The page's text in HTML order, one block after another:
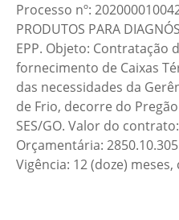
Processo nº:
PRODUTOS PARA
EPP. Objeto: Contratação
fornecimento de Caixas
das necessidades da
de Frio, decorre do
SES/GO. Valor do
Orçamentária:
Vigência: 12 (doze)